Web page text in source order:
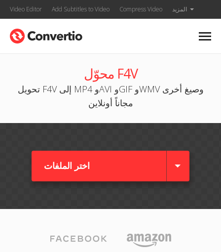
Video Editor Add Subtitles to Video Compress Video المزيد
محوّل F4V
تحويل F4V إلى MP4 وAVI وGIF وWMV وصيغ أخرى
مجاناً أونلاين
اختر الملفات